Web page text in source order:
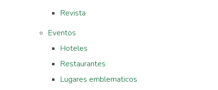
Revista
Eventos
Hoteles
Restaurantes
Lugares emblematicos